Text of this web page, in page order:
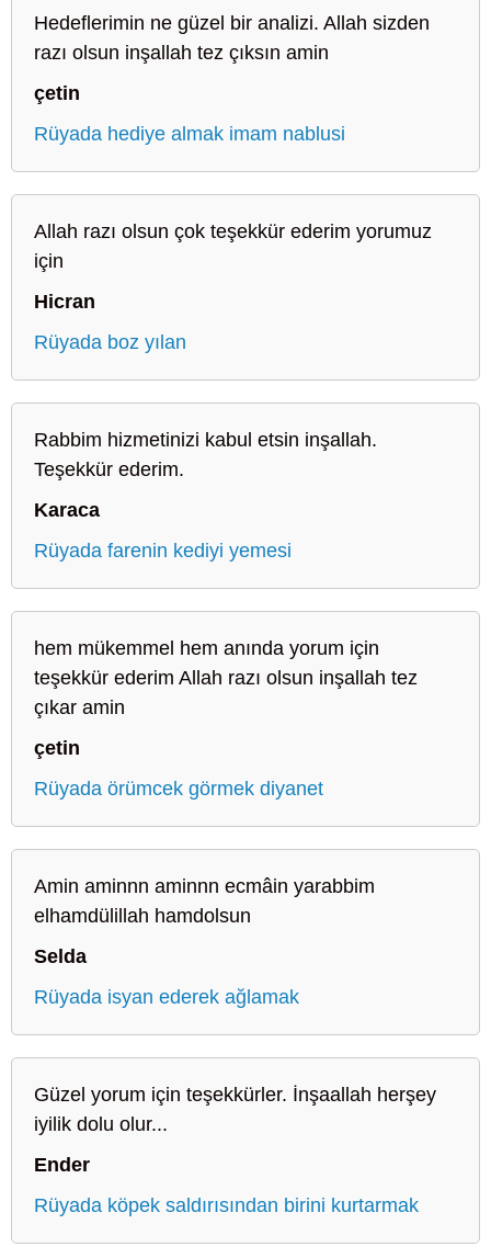
Hedeflerimin ne güzel bir analizi. Allah sizden
razı olsun inşallah tez çıksın amin
çetin
Rüyada hediye almak imam nablusi
Allah razı olsun çok teşekkür ederim yorumuz
için
Hicran
Rüyada boz yılan
Rabbim hizmetinizi kabul etsin inşallah.
Teşekkür ederim.
Karaca
Rüyada farenin kediyi yemesi
hem mükemmel hem anında yorum için
teşekkür ederim Allah razı olsun inşallah tez
çıkar amin
çetin
Rüyada örümcek görmek diyanet
Amin aminnn aminnn ecmâin yarabbim
elhamdülillah hamdolsun
Selda
Rüyada isyan ederek ağlamak
Güzel yorum için teşekkürler. İnşaallah herşey
iyilik dolu olur...
Ender
Rüyada köpek saldırısından birini kurtarmak